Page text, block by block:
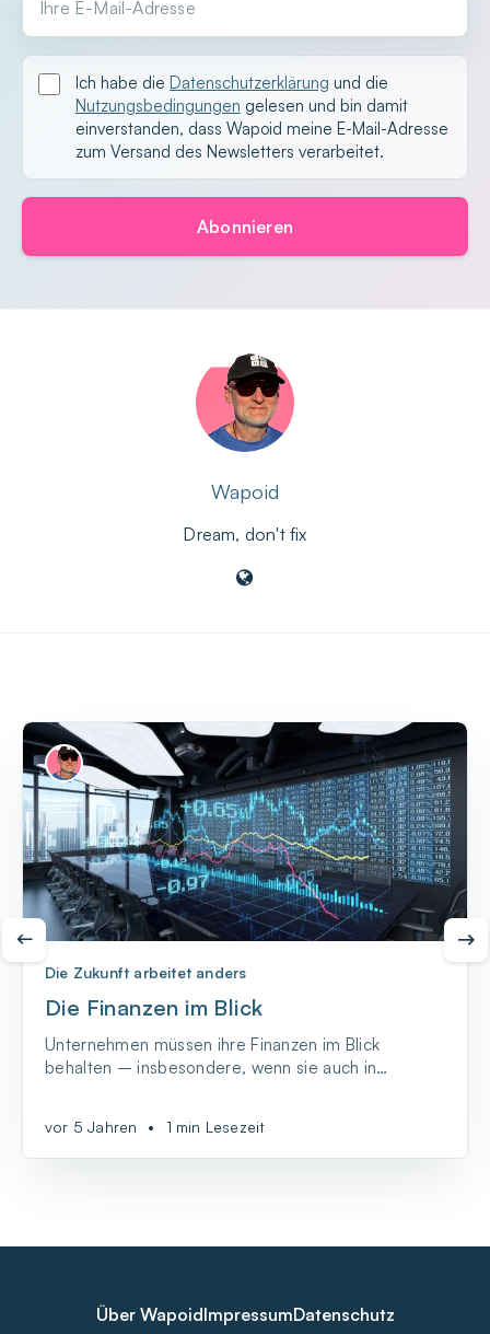
Ich habe die Datenschutzerklärung und die
Nutzungsbedingungen gelesen und bin damit
einverstanden, dass Wapoid meine E-Mail-Adresse
zum Versand des Newsletters verarbeitet.
Abonnieren
Wapoid
Dream, don't fix
Die Zukunft arbeitet anders
Die Finanzen im Blick
Unternehmen müssen ihre Finanzen im Blick
behalten – insbesondere, wenn sie auch in
bedeuten.
vor 5 Jahren • 1 min Lesezeit
Über WapoidImpressumDatenschutz